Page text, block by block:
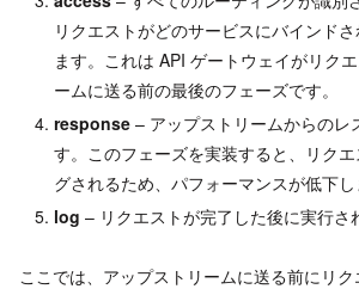
リクエストがどのサービスにバインド
ます。これは API ゲートウェイがリク
ームに送る前の最後のフェーズです。
response– アップストリームからのレ
す。このフェーズを実装すると、リク
グされるため、パフォーマンスが低下し
log – リクエストが完了した後に実行さ
ここでは、アップストリームに送る前にリ